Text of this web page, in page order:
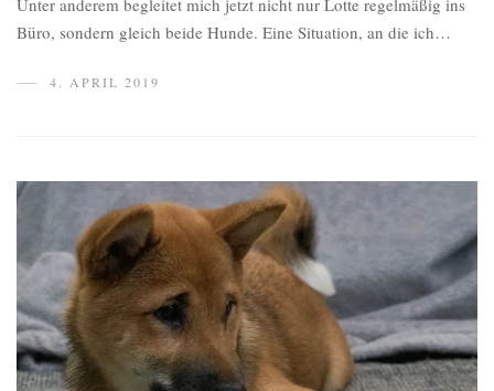
Büro, sondern gleich beide Hunde. Eine Situation, an die ich…
4. APRIL 2019